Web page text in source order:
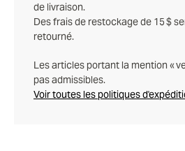
de livraison.
Des frais de restockage de 15 $
retourné.
Les articles portant la mention «
pas admissibles.
Voir toutes les politiques